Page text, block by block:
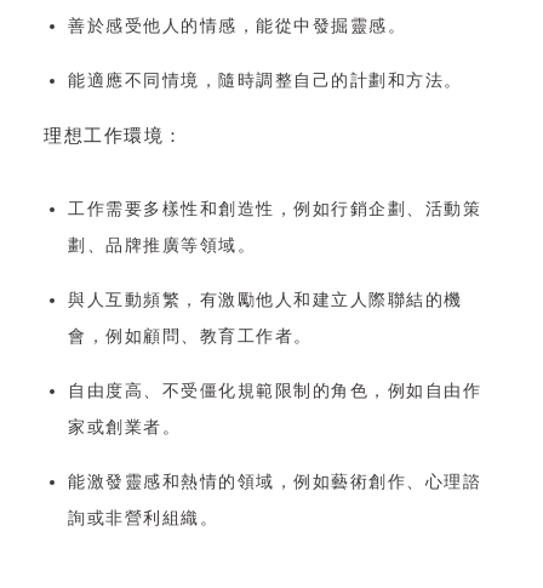
善於感受他人的情感，能從中發掘靈感。
能適應不同情境，隨時調整自己的計劃和方法。
理想工作環境：
工作需要多樣性和創造性，例如行銷企劃、活動策
劃、品牌推廣等領域。
與人互動頻繁，有激勵他人和建立人際聯結的機
會，例如顧問、教育工作者。
自由度高、不受僵化規範限制的角色，例如自由作
家或創業者。
能激發靈感和熱情的領域，例如藝術創作、心理諮
詢或非營利組織。